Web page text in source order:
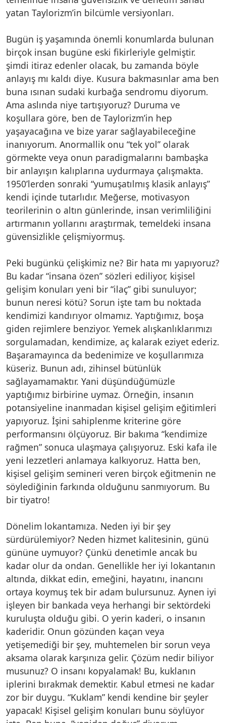
yatan Taylorizm’in bilcümle versiyonları.
Bugün iş yaşamında önemli konumlarda bulunan
birçok insan bugüne eski fikirleriyle gelmiştir.
şimdi itiraz edenler olacak, bu zamanda böyle
anlayış mı kaldı diye. Kusura bakmasınlar ama ben
buna ısınan sudaki kurbağa sendromu diyorum.
Ama aslında niye tartışıyoruz? Duruma ve
koşullara göre, ben de Taylorizm’in hep
yaşayacağına ve bize yarar sağlayabileceğine
inanıyorum. Anormallik onu “tek yol” olarak
görmekte veya onun paradigmalarını bambaşka
bir anlayışın kalıplarına uydurmaya çalışmakta.
1950’lerden sonraki “yumuşatılmış klasik anlayış”
kendi içinde tutarlıdır. Meğerse, motivasyon
teorilerinin o altın günlerinde, insan verimliliğini
artırmanın yollarını araştırmak, temeldeki insana
güvensizlikle çelişmiyormuş.
Peki bugünkü çelişkimiz ne? Bir hata mı yapıyoruz?
Bu kadar “insana özen” sözleri ediliyor, kişisel
gelişim konuları yeni bir “ilaç” gibi sunuluyor;
bunun neresi kötü? Sorun işte tam bu noktada
kendimizi kandırıyor olmamız. Yaptığımız, boşa
giden rejimlere benziyor. Yemek alışkanlıklarımızı
sorgulamadan, kendimize, aç kalarak eziyet ederiz.
Başaramayınca da bedenimize ve koşullarımıza
küseriz. Bunun adı, zihinsel bütünlük
sağlayamamaktır. Yani düşündüğümüzle
yaptığımız birbirine uymaz. Örneğin, insanın
potansiyeline inanmadan kişisel gelişim eğitimleri
yapıyoruz. İşini sahiplenme kriterine göre
performansını ölçüyoruz. Bir bakıma “kendimize
rağmen” sonuca ulaşmaya çalışıyoruz. Eski kafa ile
yeni lezzetleri anlamaya kalkıyoruz. Hatta ben,
kişisel gelişim semineri veren birçok eğitmenin ne
söylediğinin farkında olduğunu sanmıyorum. Bu
bir tiyatro!
Dönelim lokantamıza. Neden iyi bir şey
sürdürülemiyor? Neden hizmet kalitesinin, günü
gününe uymuyor? Çünkü denetimle ancak bu
kadar olur da ondan. Genellikle her iyi lokantanın
altında, dikkat edin, emeğini, hayatını, inancını
ortaya koymuş tek bir adam bulursunuz. Aynen iyi
işleyen bir bankada veya herhangi bir sektördeki
kuruluşta olduğu gibi. O yerin kaderi, o insanın
kaderidir. Onun gözünden kaçan veya
yetişemediği bir şey, muhtemelen bir sorun veya
aksama olarak karşınıza gelir. Çözüm nedir biliyor
musunuz? O insanı kopyalamak! Bu, kuklanın
iplerini bırakmak demektir. Kabul etmesi ne kadar
zor bir duygu. “Kuklam” kendi kendine bir şeyler
yapacak! Kişisel gelişim konuları bunu söylüyor